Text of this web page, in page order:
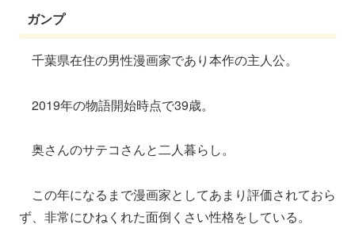
ガンプ
千葉県在住の男性漫画家であり本作の主人公。
2019年の物語開始時点で39歳。
奥さんのサテコさんと二人暮らし。
この年になるまで漫画家としてあまり評価されておら
ず、非常にひねくれた面倒くさい性格をしている。